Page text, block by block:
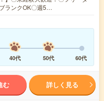
ランクOK〇週5…
40代 50代 60代
む 詳しく見る